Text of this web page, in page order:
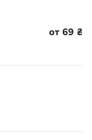
от 69 ₴